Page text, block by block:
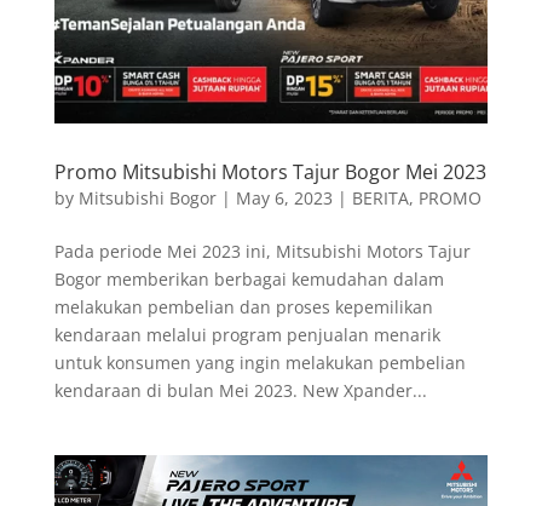
Promo Mitsubishi Motors Tajur Bogor Mei 2023
by Mitsubishi Bogor| May 6, 2023 | BERITA, PROMO
Pada periode Mei 2023 ini, Mitsubishi Motors Tajur
Bogor memberikan berbagai kemudahan dalam
melakukan pembelian dan proses kepemilikan
kendaraan melalui program penjualan menarik
untuk konsumen yang ingin melakukan pembelian
kendaraan di bulan Mei 2023. New Xpander...